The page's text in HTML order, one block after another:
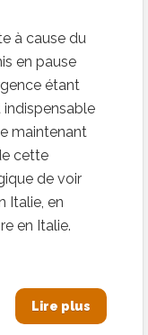
à cause du
en pause
étant
indispensable
maintenant
cette
de voir
Italie, en
en Italie.
Lire plus